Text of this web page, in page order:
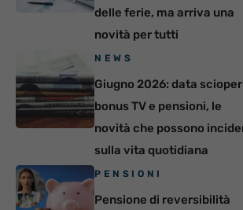
delle ferie, ma arriva una
novità per tutti
NEWS
Giugno 2026: data
bonus TV e pensioni, le
novità che possono
sulla vita quotidiana
PENSIONI
Pensione di reversibilità